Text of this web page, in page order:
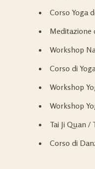
Corso Yoga
Meditazione
Workshop
Corso di
Workshop
Workshop
Tai Ji Quan /
Corso di